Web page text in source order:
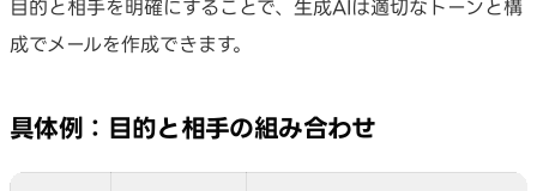
目的と相手を明確にすることで、生成AIは適切なトーンと構
成でメールを作成できます。
具体例：目的と相手の組み合わせ